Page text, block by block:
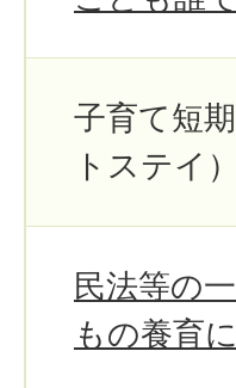
子育て短
トステイ）
民法等の
もの養育